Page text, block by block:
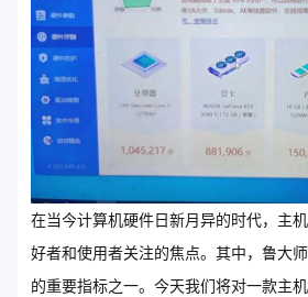
在当今计算机硬件日新月异的时代，主
好者和使用者关注的焦点。其中，鲁大
的重要指标之一。今天我们将对一款主